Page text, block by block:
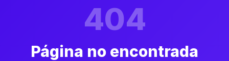
404
Página no encontrada